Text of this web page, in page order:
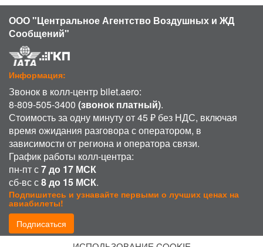
ООО "Центральное Агентство Воздушных и ЖД
Сообщений"
Информация:
Звонок в колл-центр bilet.aero:
8-809-505-3400 (звонок платный).
Стоимость за одну минуту от 45 ₽ без НДС, включая
время ожидания разговора с оператором, в
зависимости от региона и оператора связи.
График работы колл-центра:
пн-пт с7 до 17 МСК
сб-вс с8 до 15 МСК.
Подпишитесь и узнавайте первыми о лучших ценах на
авиабилеты!
Подписаться